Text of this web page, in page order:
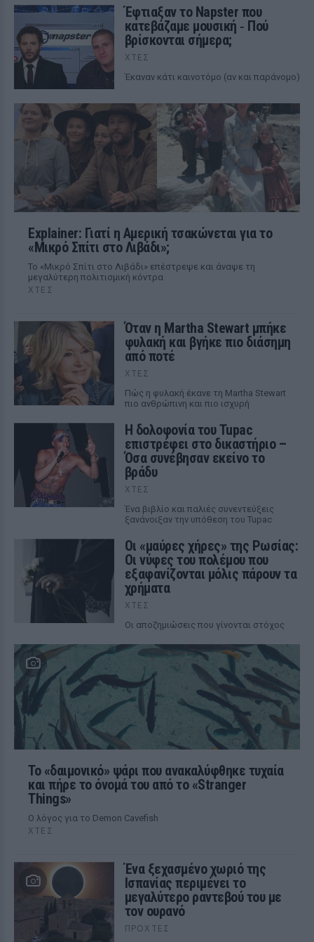
Έφτιαξαν το Napster που
κατεβάζαμε μουσική ‑ Πού
βρίσκονται σήμερα;
ΧΤΕΣ
Έκαναν κάτι καινοτόμο (αν και παράνομο)
Explainer: Γιατί η Αμερική τσακώνεται για το
«Μικρό Σπίτι στο Λιβάδι»;
Το «Μικρό Σπίτι στο Λιβάδι» επέστρεψε και άναψε τη
μεγαλύτερη πολιτισμική κόντρα
ΧΤΕΣ
Όταν η Martha Stewart μπήκε
φυλακή και βγήκε πιο διάσημη
από ποτέ
ΧΤΕΣ
Πώς η φυλακή έκανε τη Martha Stewart
πιο ανθρώπινη και πιο ισχυρή
Η δολοφονία του Tupac
επιστρέφει στο δικαστήριο –
Όσα συνέβησαν εκείνο το
βράδυ
ΧΤΕΣ
Ένα βιβλίο και παλιές συνεντεύξεις
ξανάνοιξαν την υπόθεση του Tupac
Οι «μαύρες χήρες» της Ρωσίας:
Οι νύφες του πολέμου που
εξαφανίζονται μόλις πάρουν τα
χρήματα
ΧΤΕΣ
Οι αποζημιώσεις που γίνονται στόχος
Το «δαιμονικό» ψάρι που ανακαλύφθηκε τυχαία
και πήρε το όνομά του από το «Stranger
Things»
Ο λόγος για το Demon Cavefish
ΧΤΕΣ
Ένα ξεχασμένο χωριό της
Ισπανίας περιμένει το
μεγαλύτερο ραντεβού του με
τον ουρανό
ΠΡΟΧΤΈΣ